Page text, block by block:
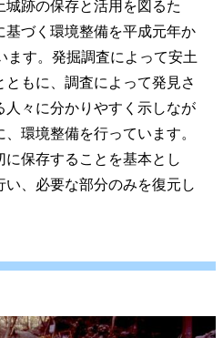
跡の保存と活用を図るた
づく環境整備を平成元年か
ます。発掘調査によって安土
もに、調査によって発見さ
々に分かりやすく示しなが
環境整備を行っています。
保存することを基本とし
、必要な部分のみを復元し